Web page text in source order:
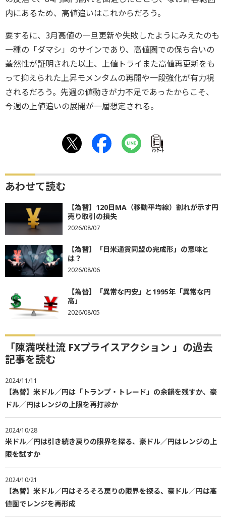
内にあるため、高値追いはこれからだろう。
要するに、3月高値の一旦更新や失敗したようにみえたのも
一種の「ダマシ」のサインであり、高値圏での保ち合いの
蓋然性が証明された以上、上値トライまた高値再更新をも
って抑えられた上昇モメンタムの再開や一段強化が有力視
されるだろう。先週の値動きが力不足であったからこそ、
今週の上値追いの展開が一層想定される。
ｱﾝｹｰﾄ
あわせて読む
【為替】120日MA（移動平均線）割れが示す円
売り取引の損失
2026/08/07
【為替】「日米通貨同盟の完成形」の意味と
は？
2026/08/06
【為替】「異常な円安」と1995年「異常な円
高」
2026/08/05
「陳満咲杜流 FXプライスアクション 」の過去
記事を読む
2024/11/11
【為替】米ドル／円は「トランプ・トレード」の余韻を残すか、豪
ドル／円はレンジの上限を再打診か
2024/10/28
米ドル／円は引き続き戻りの限界を探る、豪ドル／円はレンジの上
限を試すか
2024/10/21
【為替】米ドル／円はそろそろ戻りの限界を探る、豪ドル／円は高
値圏でレンジを再形成